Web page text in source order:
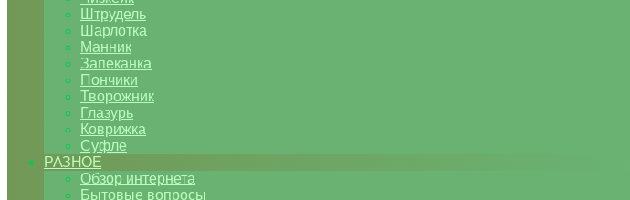
Штрудель
Шарлотка
Манник
Запеканка
Пончики
Творожник
Глазурь
Коврижка
Суфле
РАЗНОЕ
Обзор интернета
Бытовые вопросы